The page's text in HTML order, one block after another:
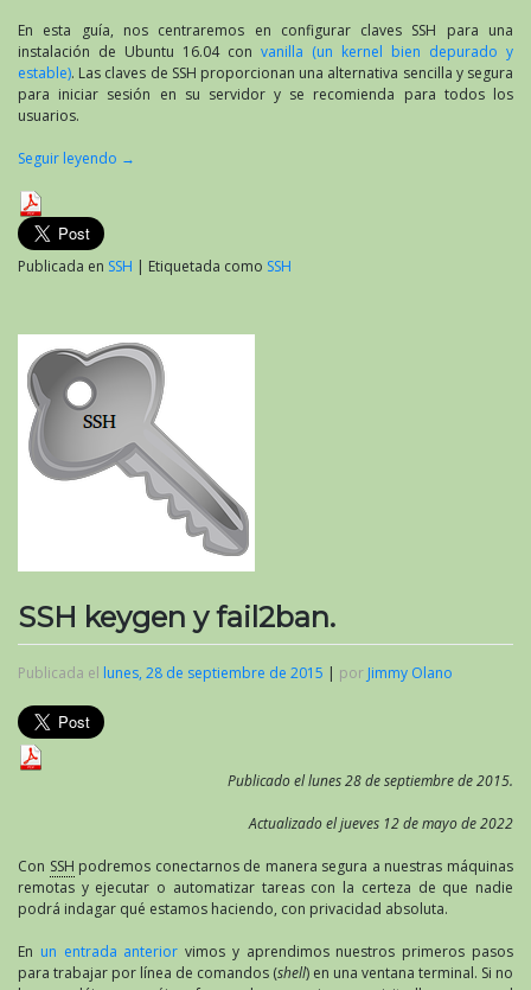
En esta guía, nos centraremos en configurar claves SSH para una
instalación de Ubuntu 16.04 con vanilla (un kernel bien depurado y
estable). Las claves de SSH proporcionan una alternativa sencilla y segura
para iniciar sesión en su servidor y se recomienda para todos los
usuarios.
Seguir leyendo →
Publicada en SSH | Etiquetada como SSH
SSH keygen y fail2ban.
Publicada el lunes, 28 de septiembre de 2015 | por Jimmy Olano
Publicado el lunes 28 de septiembre de 2015.
Actualizado el jueves 12 de mayo de 2022
Con SSH podremos conectarnos de manera segura a nuestras máquinas
remotas y ejecutar o automatizar tareas con la certeza de que nadie
podrá indagar qué estamos haciendo, con privacidad absoluta.
En un entrada anterior vimos y aprendimos nuestros primeros pasos
para trabajar por línea de comandos (shell) en una ventana terminal. Si no